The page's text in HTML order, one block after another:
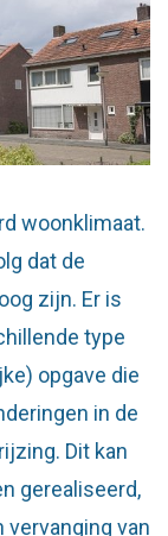
woonklimaat.
dat de
zijn. Er is
type
opgave die
in de
Dit kan
gerealiseerd,
vervanging van